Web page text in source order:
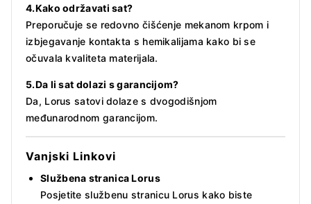
4.Kako održavati sat?
Preporučuje se redovno čišćenje mekanom krpom i
izbjegavanje kontakta s hemikalijama kako bi se
očuvala kvaliteta materijala.
5.Da li sat dolazi s garancijom?
Da, Lorus satovi dolaze s dvogodišnjom
međunarodnom garancijom.
Vanjski Linkovi
Službena stranica Lorus
Posjetite službenu stranicu Lorus kako biste